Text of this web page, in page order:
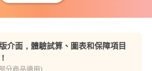
介面，體驗試算、圖表和保障項目
分商品適用)